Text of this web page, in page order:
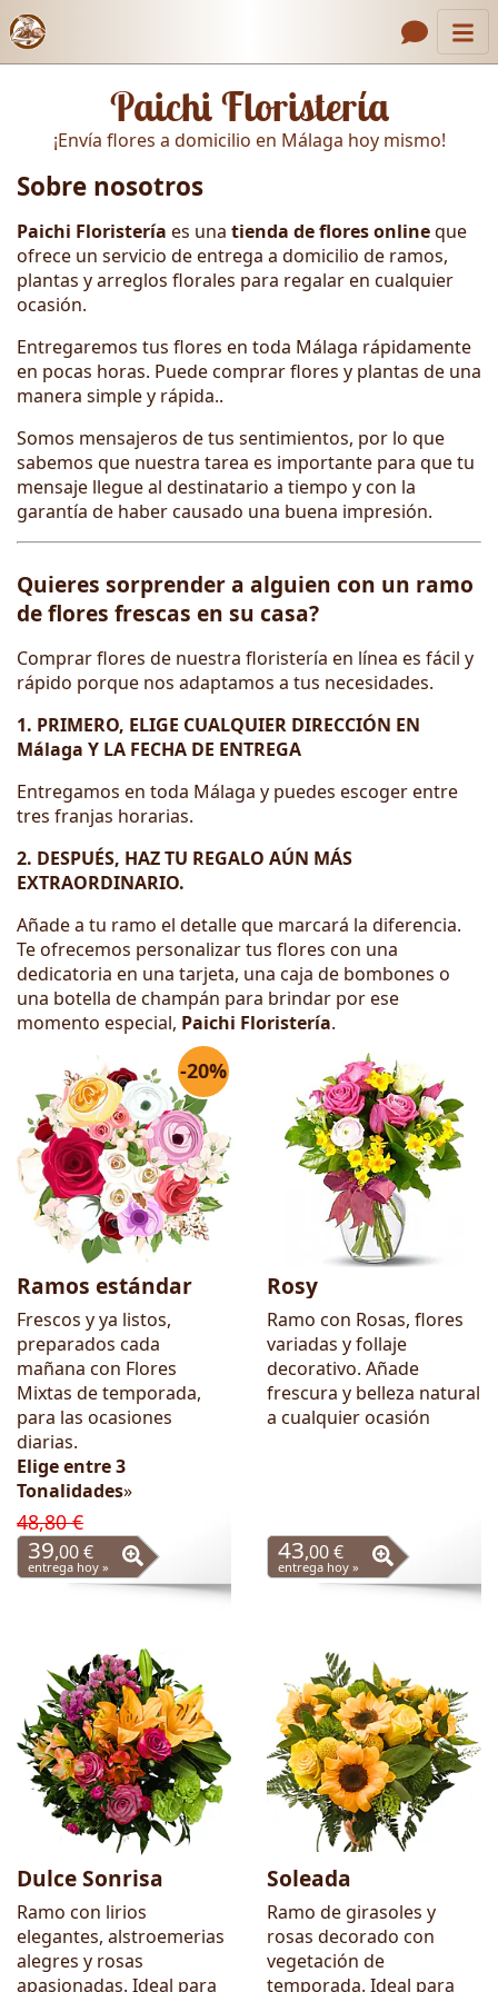
Enlaces de encabezado
Contacto
Galería
Cómo Hacer un Pedido
Llámanos
Paichi Floristería
¡Envía flores a domicilio en Málaga hoy mismo!
Sobre nosotros
Paichi Floristería es una tienda de flores onlineque
ofrece un servicio de entrega a domicilio de ramos,
plantas y arreglos florales para regalar en cualquier
ocasión.
Entregaremos tus flores en toda Málaga rápidamente
en pocas horas. Puede comprar flores y plantas de una
manera simple y rápida..
Somos mensajeros de tus sentimientos, por lo que
sabemos que nuestra tarea es importante para que tu
mensaje llegue al destinatario a tiempo y con la
garantía de haber causado una buena impresión.
Quieres sorprender a alguien con un ramo
de flores frescas en su casa?
Comprar flores de nuestra floristería en línea es fácil y
rápido porque nos adaptamos a tus necesidades.
1. PRIMERO, ELIGE CUALQUIER DIRECCIÓN EN
Málaga Y LA FECHA DE ENTREGA
Entregamos en toda Málaga y puedes escoger entre
tres franjas horarias.
2. DESPUÉS, HAZ TU REGALO AÚN MÁS
EXTRAORDINARIO.
Añade a tu ramo el detalle que marcará la diferencia.
Te ofrecemos personalizar tus flores con una
dedicatoria en una tarjeta, una caja de bombones o
una botella de champán para brindar por ese
momento especial, Paichi Floristería.
-20%
Ramos estándar
Frescos y ya listos,
preparados cada
mañana con Flores
Mixtas de temporada,
para las ocasiones
diarias.
Elige entre 3
Tonalidades»
48,80 €
39,00 €
entrega hoy »
Rosy
Ramo con Rosas, flores
variadas y follaje
decorativo. Añade
frescura y belleza natural
a cualquier ocasión
43,00 €
entrega hoy »
Dulce Sonrisa
Ramo con lirios
elegantes, alstroemerias
alegres y rosas
apasionadas. Ideal para
Soleada
Ramo de girasoles y
rosas decorado con
vegetación de
temporada. Ideal para